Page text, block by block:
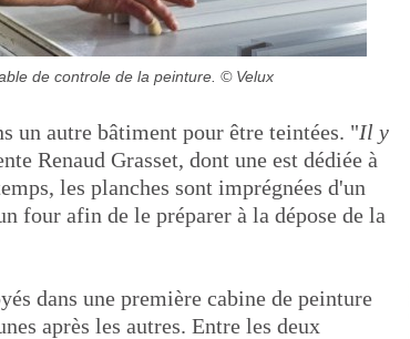
de controle de la peinture. © Velux
un autre bâtiment pour être teintées. "Il y
Renaud Grasset, dont une est dédiée à
les planches sont imprégnées d'un
four afin de le préparer à la dépose de la
dans une première cabine de peinture
après les autres. Entre les deux